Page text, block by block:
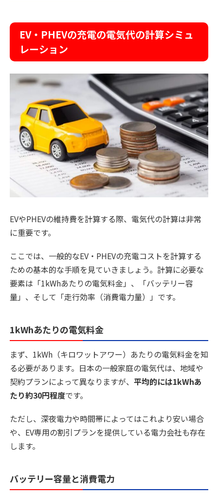
EV・PHEVの充電の電気代の計算シミュ
レーション
EVやPHEVの維持費を計算する際、電気代の計算は非常
に重要です。
ここでは、一般的なEV・PHEVの充電コストを計算する
ための基本的な手順を見ていきましょう。計算に必要な
要素は「1kWhあたりの電気料金」、「バッテリー容
量」、そして「走行効率（消費電力量）」です。
1kWhあたりの電気料金
まず、1kWh（キロワットアワー）あたりの電気料金を知
る必要があります。日本の一般家庭の電気代は、地域や
契約プランによって異なりますが、 平均的には1kWhあ
たり約30円程度です。
ただし、深夜電力や時間帯によってはこれより安い場合
や、EV専用の割引プランを提供している電力会社も存在
します。
バッテリー容量と消費電力